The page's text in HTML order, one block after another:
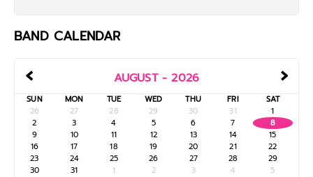
BAND CALENDAR
‹ ›
AUGUST - 2026
SUN MON TUE WED THU FRI
SAT
26
27 28 29 30 31
1
2
3 4 5 6 7
8
9
10 11 12 13 14
15
16
17 18 19 20 21
22
23
24 25 26 27 28
29
30
31 1 2 3 4 5